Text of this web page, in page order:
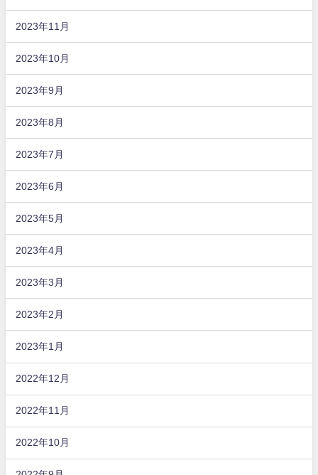
2023年11月
2023年10月
2023年9月
2023年8月
2023年7月
2023年6月
2023年5月
2023年4月
2023年3月
2023年2月
2023年1月
2022年12月
2022年11月
2022年10月